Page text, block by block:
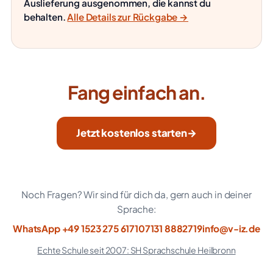
Auslieferung ausgenommen, die kannst du
behalten. Alle Details zur Rückgabe →
Fang einfach an.
Jetzt kostenlos starten→
Noch Fragen? Wir sind für dich da, gern auch in deiner
Sprache:
WhatsApp +49 1523 275 617107131 8882719info@v-iz.de
Echte Schule seit 2007: SH Sprachschule Heilbronn